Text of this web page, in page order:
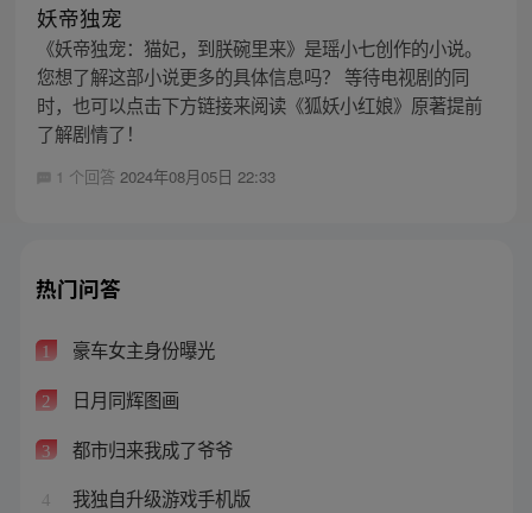
妖帝独宠
《妖帝独宠：猫妃，到朕碗里来》是瑶小七创作的小说。
您想了解这部小说更多的具体信息吗？ 等待电视剧的同
时，也可以点击下方链接来阅读《狐妖小红娘》原著提前
了解剧情了！
1 个回答 2024年08月05日 22:33
热门问答
1 豪车女主身份曝光
2 日月同辉图画
3 都市归来我成了爷爷
4 我独自升级游戏手机版